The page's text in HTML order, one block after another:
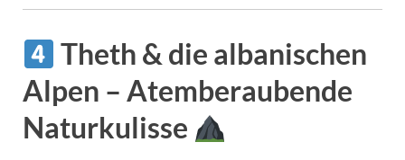
Theth & die albanischen
Alpen – Atemberaubende
Naturkulisse